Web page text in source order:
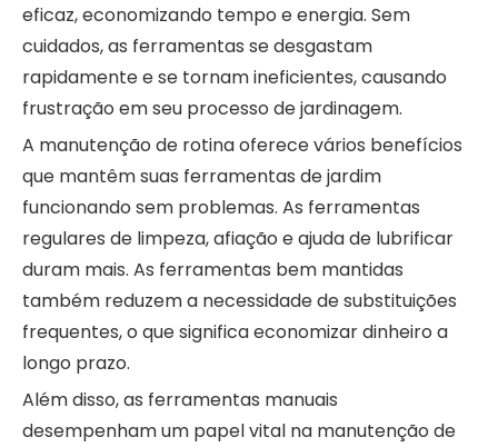
eficaz, economizando tempo e energia. Sem
cuidados, as ferramentas se desgastam
rapidamente e se tornam ineficientes, causando
frustração em seu processo de jardinagem.
A manutenção de rotina oferece vários benefícios
que mantêm suas ferramentas de jardim
funcionando sem problemas. As ferramentas
regulares de limpeza, afiação e ajuda de lubrificar
duram mais. As ferramentas bem mantidas
também reduzem a necessidade de substituições
frequentes, o que significa economizar dinheiro a
longo prazo.
Além disso, as ferramentas manuais
desempenham um papel vital na manutenção de